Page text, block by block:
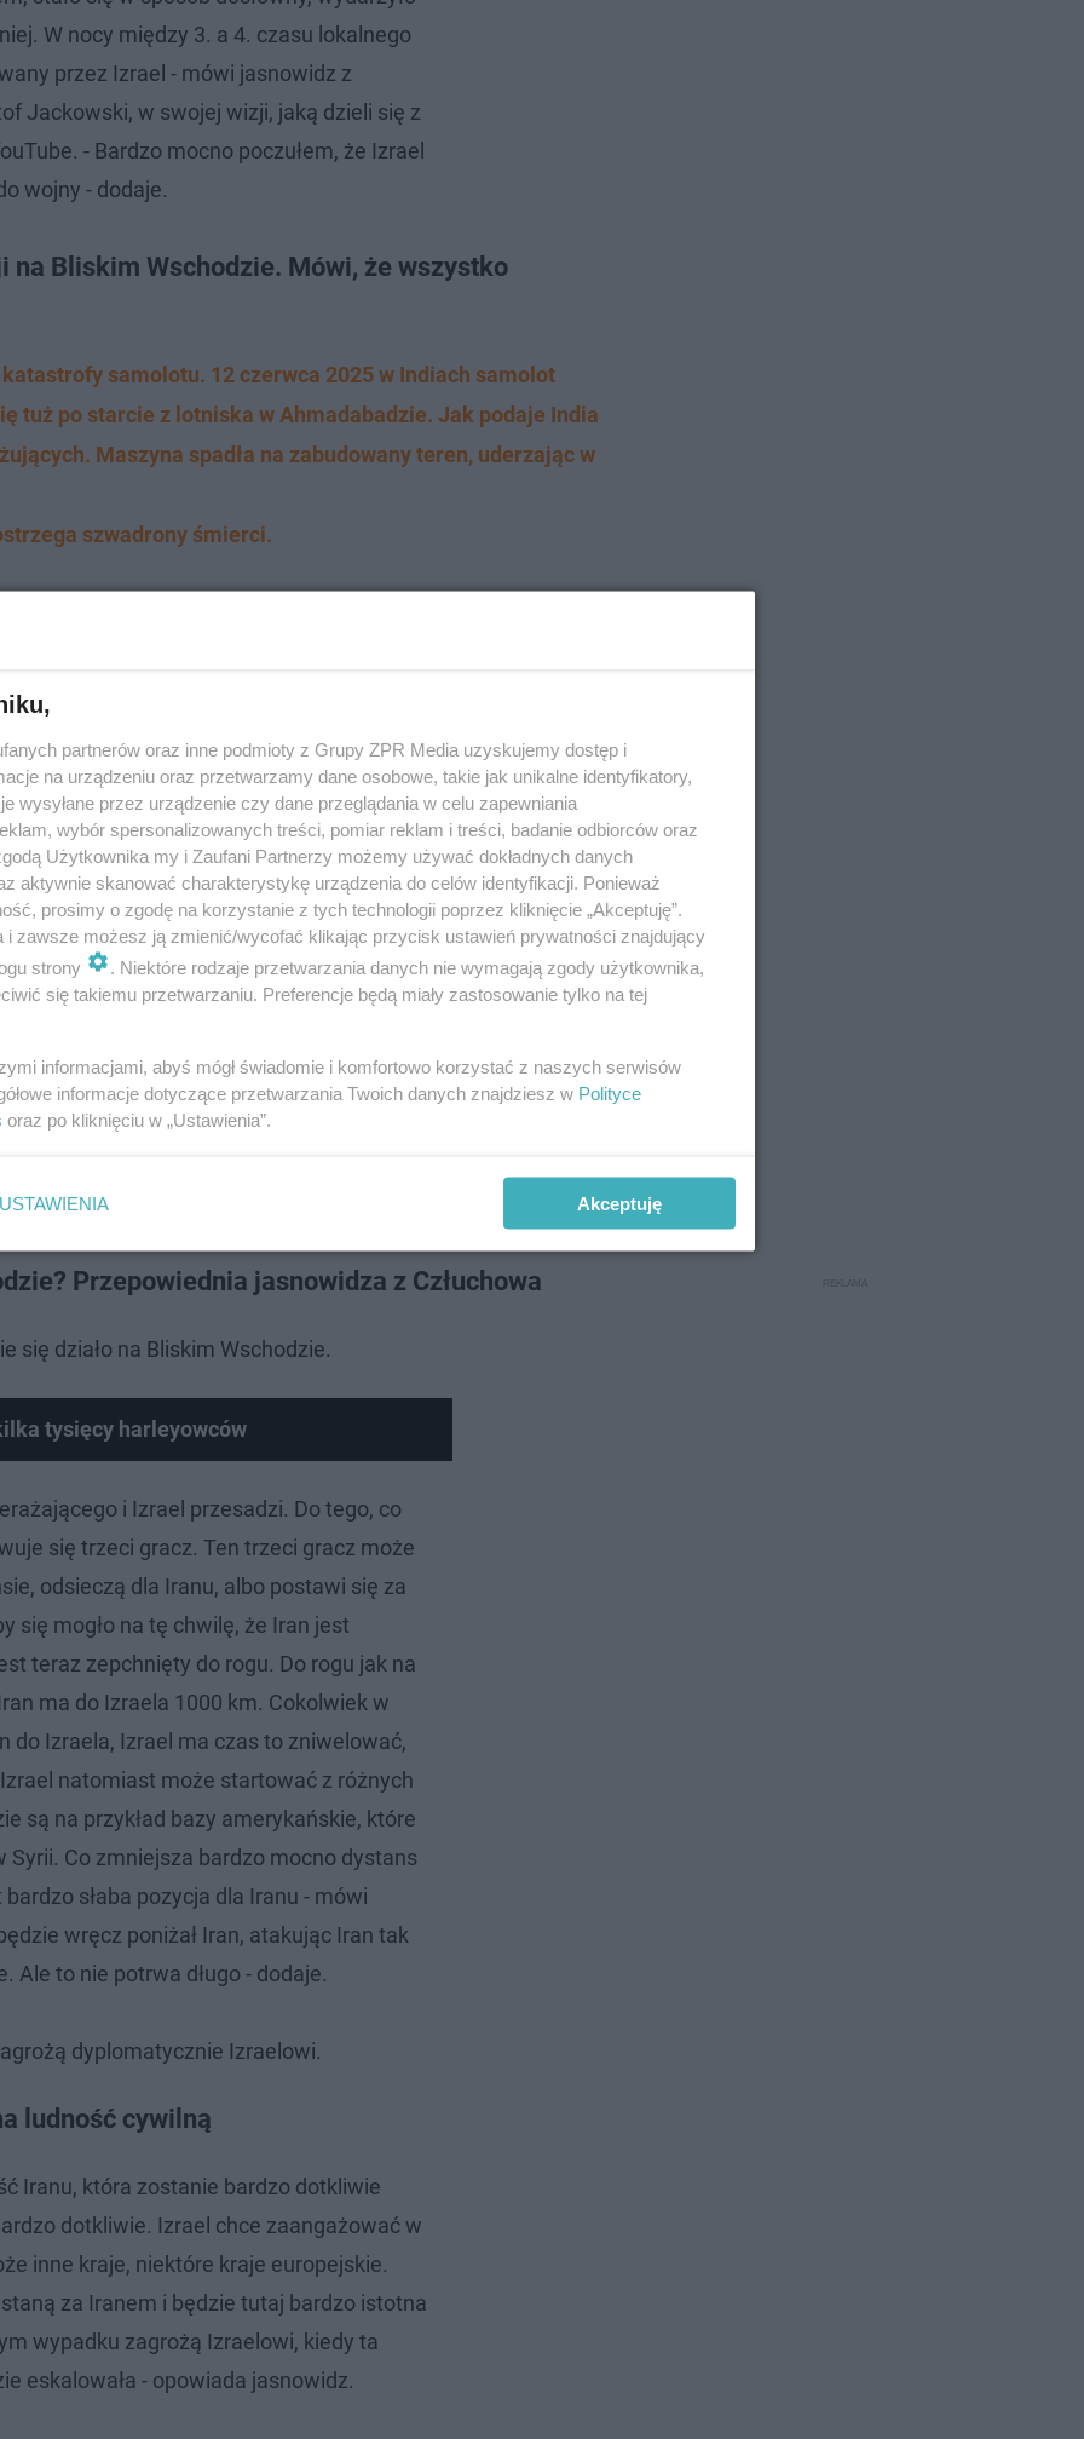
W nocy między 3. a 4. czasu lokalnego
przez Izrael - mówi jasnowidz z
Jackowski, w swojej wizji, jaką dzieli się z
- Bardzo mocno poczułem, że Izrael
wojny - dodaje.
Bliskim Wschodzie. Mówi, że wszystko
samolotu. 12 czerwca 2025 w Indiach samolot
tuż po starcie z lotniska w Ahmadabadzie. Jak podaje India
Maszyna spadła na zabudowany teren, uderzając w
szwadrony śmierci.
celach.
Bliskim Wschodzie
precyzyjnych niedługo nastąpi czas
- mówi Jackowski.
Przepowiednia jasnowidza z Człuchowa
się działo na Bliskim Wschodzie.
tysięcy harleyowców
i Izrael przesadzi. Do tego, co
się trzeci gracz. Ten trzeci gracz może
odsieczą dla Iranu, albo postawi się za
się mogło na tę chwilę, że Iran jest
teraz zepchnięty do rogu. Do rogu jak na
ma do Izraela 1000 km. Cokolwiek w
do Izraela, Izrael ma czas to zniwelować,
natomiast może startować z różnych
są na przykład bazy amerykańskie, które
Syrii. Co zmniejsza bardzo mocno dystans
słaba pozycja dla Iranu - mówi
wręcz poniżał Iran, atakując Iran tak
Ale to nie potrwa długo - dodaje.
dyplomatycznie Izraelowi.
ludność cywilną
Iranu, która zostanie bardzo dotkliwie
dotkliwie. Izrael chce zaangażować w
inne kraje, niektóre kraje europejskie.
za Iranem i będzie tutaj bardzo istotna
wypadku zagrożą Izraelowi, kiedy ta
eskalowała - opowiada jasnowidz.
partnerów oraz inne podmioty z Grupy ZPR Media uzyskujemy dostęp i
na urządzeniu oraz przetwarzamy dane osobowe, takie jak unikalne identyfikatory,
wysyłane przez urządzenie czy dane przeglądania w celu zapewniania
wybór spersonalizowanych treści, pomiar reklam i treści, badanie odbiorców oraz
Użytkownika my i Zaufani Partnerzy możemy używać dokładnych danych
aktywnie skanować charakterystykę urządzenia do celów identyfikacji. Ponieważ
prosimy o zgodę na korzystanie z tych technologii poprzez kliknięcie „Akceptuję”.
i zawsze możesz ją zmienić/wycofać klikając przycisk ustawień prywatności znajdujący
strony
. Niektóre rodzaje przetwarzania danych nie wymagają zgody użytkownika,
się takiemu przetwarzaniu. Preferencje będą miały zastosowanie tylko na tej
informacjami, abyś mógł świadomie i komfortowo korzystać z naszych serwisów
informacje dotyczące przetwarzania Twoich danych znajdziesz w Polityce
oraz po kliknięciu w „Ustawienia”.
USTAWIENIA Akceptuję